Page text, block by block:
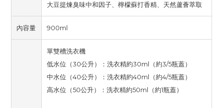
大豆提煉臭味中和因子、檸檬蘇打香精、天然蘆薈萃取
內容量 900ml
單雙槽洗衣機
低水位（30公升）：洗衣精約30ml（約3/5瓶蓋）
中水位（40公升）：洗衣精約40ml（約4/5瓶蓋）
高水位（50公升）：洗衣精約50ml（約1瓶蓋）